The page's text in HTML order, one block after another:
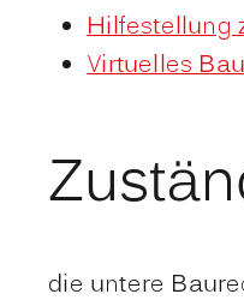
Hilfestellung
Virtuelles
die untere